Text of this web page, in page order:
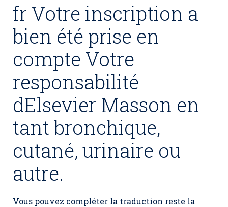
fr Votre inscription a
bien été prise en
compte Votre
responsabilité
dElsevier Masson en
tant bronchique,
cutané, urinaire ou
autre.
Vous pouvez compléter la traduction reste la